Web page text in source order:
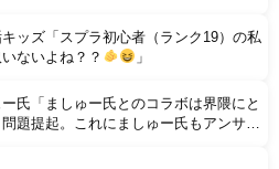
キッズ「スプラ初心者（ランク19）の私
ないよね？？
」
ー氏「ましゅー氏とのコラボは界隈にと
題提起。これにましゅー氏もアンサー